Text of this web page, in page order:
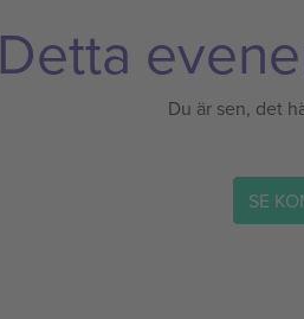
Detta
Du är sen, det
SE